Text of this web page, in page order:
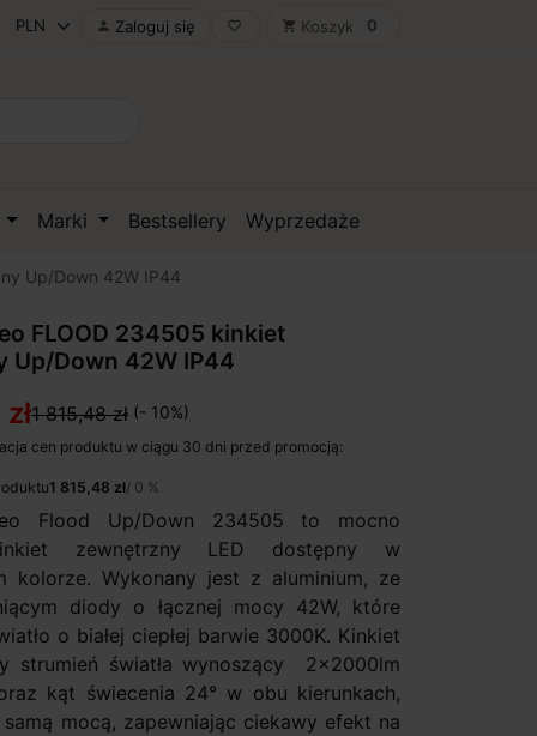
 Zaloguj się favorite_border shopping_cart Koszyk 0
Marki Bestsellery Wyprzedaże
Up/Down 42W IP44
FLOOD 234505 kinkiet
Up/Down 42W IP44
1 815,48 zł (- 10%)
cen produktu w ciągu 30 dni przed promocją:
1 815,48 zł/ 0 %
Flood Up/Down 234505 to mocno
zewnętrzny LED dostępny w
kolorze. Wykonany jest z aluminium, ze
diody o łącznej mocy 42W, które
o białej ciepłej barwie 3000K. Kinkiet
strumień światła wynoszący 2x2000lm
kąt świecenia 24° w obu kierunkach,
mocą, zapewniając ciekawy efekt na